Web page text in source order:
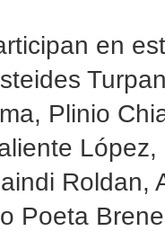
en
Plinio
López,
Roldan,
Poeta